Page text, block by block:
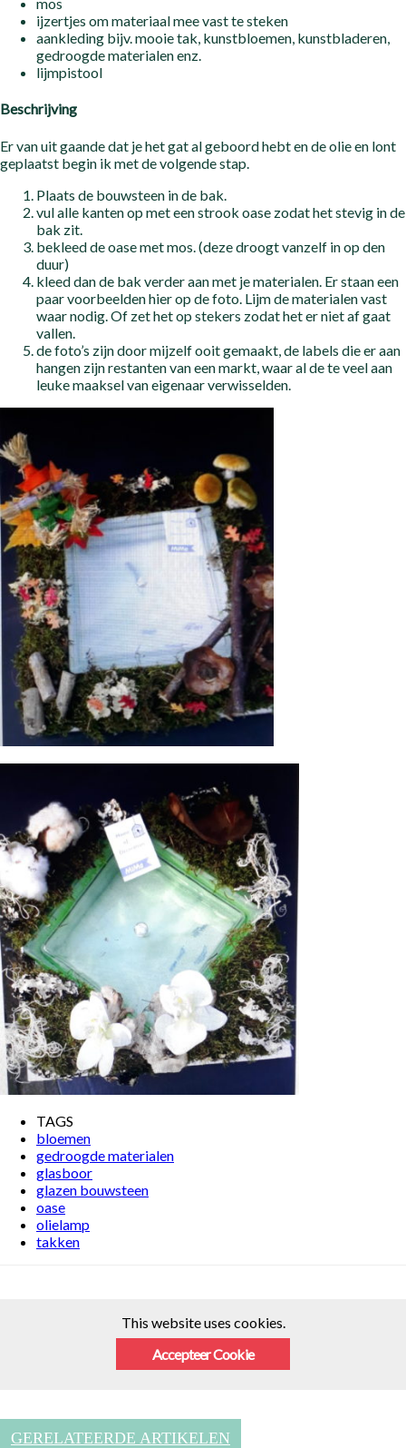
ijzertjes om materiaal mee vast te steken
aankleding bijv. mooie tak, kunstbloemen, kunstbladeren,
gedroogde materialen enz.
lijmpistool
Beschrijving
Er van uit gaande dat je het gat al geboord hebt en de olie en lont
geplaatst begin ik met de volgende stap.
Plaats de bouwsteen in de bak.
vul alle kanten op met een strook oase zodat het stevig in de
bak zit.
bekleed de oase met mos. (deze droogt vanzelf in op den
duur)
kleed dan de bak verder aan met je materialen. Er staan een
paar voorbeelden hier op de foto. Lijm de materialen vast
waar nodig. Of zet het op stekers zodat het er niet af gaat
vallen.
de foto’s zijn door mijzelf ooit gemaakt, de labels die er aan
hangen zijn restanten van een markt, waar al de te veel aan
leuke maaksel van eigenaar verwisselden.
TAGS
bloemen
gedroogde materialen
glasboor
glazen bouwsteen
oase
olielamp
takken
This website uses cookies.
Accepteer Cookie
GERELATEERDE ARTIKELEN